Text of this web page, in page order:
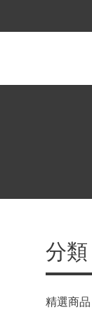
分類
精選商品